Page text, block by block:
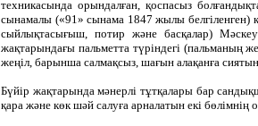
техникасында орындалған, қоспасыз
сынамалы («91» сынама 1847 жылы белгіленген)
сыйлықтасығыш, потир және басқалар)
жақтарындағы пальметта түріндегі (пальманың
жеңіл, барынша салмақсыз, шағын алақанға
Бүйір жақтарында мәнерлі тұтқалары бар
қара және көк шәй салуға арналатын екі